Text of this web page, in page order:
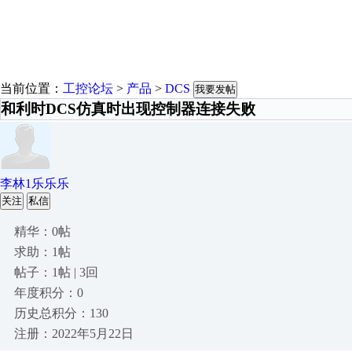
当前位置： 工控论坛 > 产品 > DCS 我要发帖
和利时DCS仿真时出现控制器连接失败
李林1乐乐乐
关注 私信
精华：0帖
求助：1帖
帖子：1帖 | 3回
年度积分：0
历史总积分：130
注册：2022年5月22日